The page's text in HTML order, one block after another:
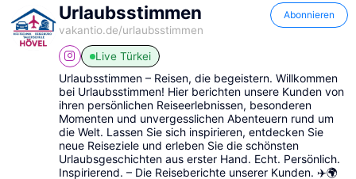
Urlaubsstimmen
vakantio.de/urlaubsstimmen
Abonnieren
Live Türkei
Urlaubsstimmen – Reisen, die begeistern. Willkommen
bei Urlaubsstimmen! Hier berichten unsere Kunden von
ihren persönlichen Reiseerlebnissen, besonderen
Momenten und unvergesslichen Abenteuern rund um
die Welt. Lassen Sie sich inspirieren, entdecken Sie
neue Reiseziele und erleben Sie die schönsten
Urlaubsgeschichten aus erster Hand. Echt. Persönlich.
Inspirierend. – Die Reiseberichte unserer Kunden. ✈️🌍